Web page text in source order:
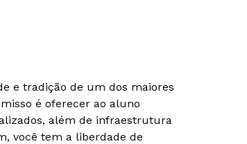
e tradição de um dos maiores
é oferecer ao aluno
além de infraestrutura
você tem a liberdade de